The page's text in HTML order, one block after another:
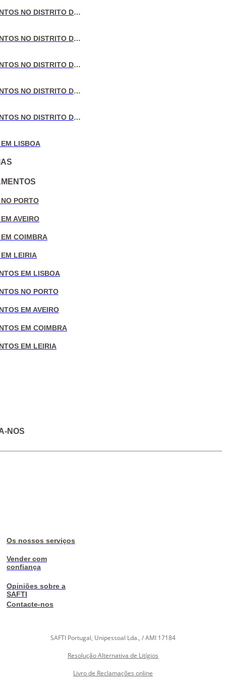
VENDA DE APARTAMENTOS NO DISTRITO DE LISBOA
VENDA DE APARTAMENTOS NO DISTRITO DO PORTO
VENDA DE APARTAMENTOS NO DISTRITO DE AVEIRO
VENDA DE APARTAMENTOS NO DISTRITO DE COIMBRA
VENDA DE APARTAMENTOS NO DISTRITO DE LEIRIA
LISBOA
PORTO
AVEIRO
COIMBRA
LEIRIA
EM LISBOA
NO PORTO
EM AVEIRO
EM COIMBRA
EM LEIRIA
NOS
Os nossos serviços
Vender com
confiança
Opiniões sobre a
SAFTI
Contacte-nos
SAFTI Portugal, Unipessoal Lda., / AMI 17184
Resolução Alternativa de Litígios
Livro de Reclamações online